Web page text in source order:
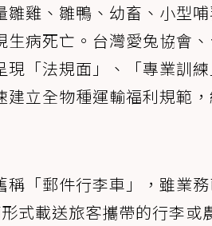
雞、雛鴨、幼畜、小型
病死亡。台灣愛兔協會
「法規面」、「專業訓
建立全物種運輸福利規範
「郵件行李車」，雖業務
式載送旅客攜帶的行李或